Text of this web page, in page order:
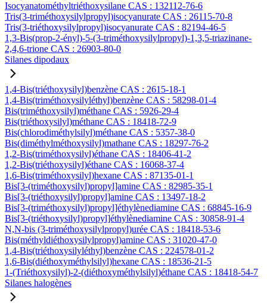
Isocyanatométhyltriéthoxysilane CAS : 132112-76-6
Tris(3-triméthoxysilylpropyl)isocyanurate CAS : 26115-70-8
Tris(3-triéthoxysilylpropyl)isocyanurate CAS : 82194-46-5
1,3-Bis(prop-2-ényl)-5-(3-triméthoxysilylpropyl)-1,3,5-triazinane-
2,4,6-trione CAS : 26903-80-0
Silanes dipodaux
1,4-Bis(triéthoxysilyl)benzène CAS : 2615-18-1
1,4-Bis(triméthoxysilyléthyl)benzène CAS : 58298-01-4
Bis(triméthoxysilyl)méthane CAS : 5926-29-4
Bis(triéthoxysilyl)méthane CAS : 18418-72-9
Bis(chlorodiméthylsilyl)méthane CAS : 5357-38-0
Bis(diméthylméthoxysilyl)mathane CAS : 18297-76-2
1,2-Bis(triméthoxysilyl)éthane CAS : 18406-41-2
1,2-Bis(triéthoxysilyl)éthane CAS : 16068-37-4
1,6-Bis(triméthoxysilyl)hexane CAS : 87135-01-1
Bis[3-(triméthoxysilyl)propyl]amine CAS : 82985-35-1
Bis[3-(triéthoxysilyl)propyl]amine CAS : 13497-18-2
Bis[3-(triméthoxysilyl)propyl]éthylènediamine CAS : 68845-16-9
Bis[3-(triéthoxysilyl)propyl]éthylènediamine CAS : 30858-91-4
N,N-bis (3-triméthoxysilylpropyl)urée CAS : 18418-53-6
Bis(méthyldiéthoxysilylpropyl)amine CAS : 31020-47-0
1,4-Bis(triéthoxysilyléthyl)benzène CAS : 224578-01-2
1,6-Bis(diéthoxyméthylsilyl)hexane CAS : 18536-21-5
1-(Triéthoxysilyl)-2-(diéthoxyméthylsilyl)éthane CAS : 18418-54-7
Silanes halogènes